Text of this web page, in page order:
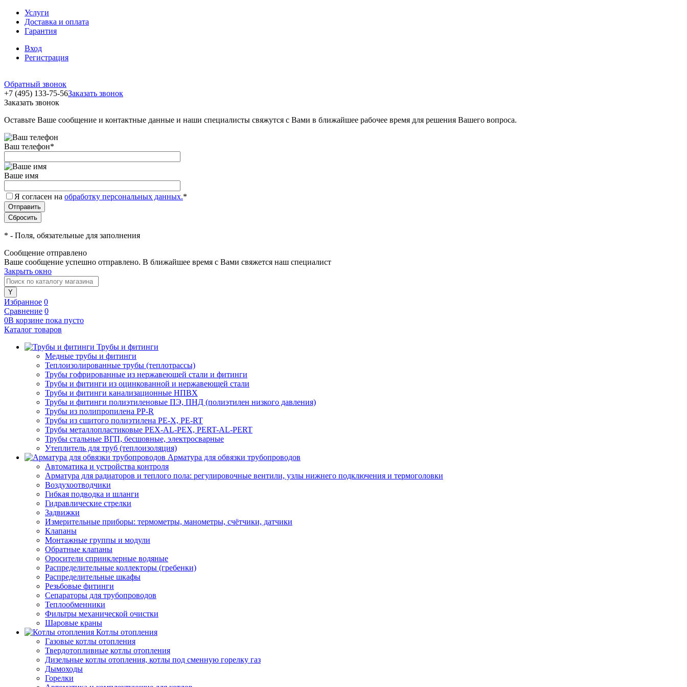
Услуги
Доставка и оплата
Гарантия
Вход
Регистрация
Обратный звонок
+7 (495) 133-75-56Заказать звонок
Заказать звонок
Оставьте Ваше сообщение и контактные данные и наши специалисты свяжутся с Вами в ближайшее рабочее время для решения Вашего вопроса.
Ваш телефон*
Ваше имя
Я согласен на обработку персональных данных.*
* - Поля, обязательные для заполнения
Сообщение отправлено
Ваше сообщение успешно отправлено. В ближайшее время с Вами свяжется наш специалист
Закрыть окно
Избранное 0
Сравнение 0
0В корзине пока пусто
Каталог товаров
Трубы и фитинги
Медные трубы и фитинги
Теплоизолированные трубы (теплотрассы)
Трубы гофрированные из нержавеющей стали и фитинги
Трубы и фитинги из оцинкованной и нержавеющей стали
Трубы и фитинги канализационные НПВХ
Трубы и фитинги полиэтиленовые ПЭ, ПНД (полиэтилен низкого давления)
Трубы из полипропилена PP-R
Трубы из сшитого полиэтилена PE-X, PE-RT
Трубы металлопластиковые PEX-AL-PEX, PERT-AL-PERT
Трубы стальные ВГП, бесшовные, электросварные
Утеплитель для труб (теплоизоляция)
Арматура для обвязки трубопроводов
Автоматика и устройства контроля
Арматура для радиаторов и теплого пола: регулировочные вентили, узлы нижнего подключения и термоголовки
Воздухоотводчики
Гибкая подводка и шланги
Гидравлические стрелки
Задвижки
Измерительные приборы: термометры, манометры, счётчики, датчики
Клапаны
Монтажные группы и модули
Обратные клапаны
Оросители спринклерные водяные
Распределительные коллекторы (гребенки)
Распределительные шкафы
Резьбовые фитинги
Сепараторы для трубопроводов
Теплообменники
Фильтры механической очистки
Шаровые краны
Котлы отопления
Газовые котлы отопления
Твердотопливные котлы отопления
Дизельные котлы отопления, котлы под сменную горелку газ
Дымоходы
Горелки